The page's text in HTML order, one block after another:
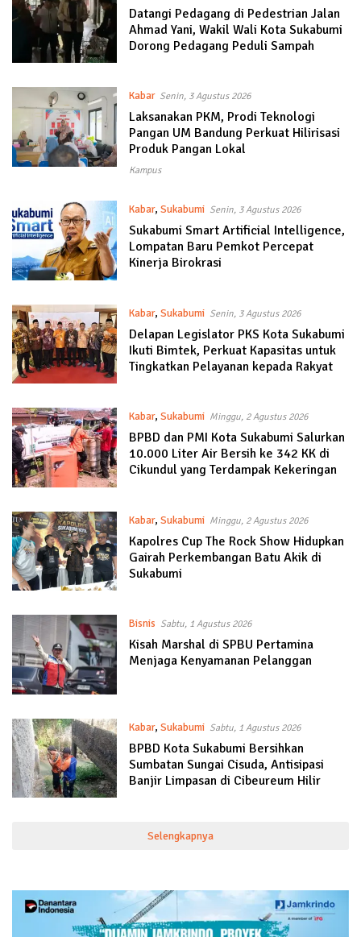
Datangi Pedagang di Pedestrian Jalan
Ahmad Yani, Wakil Wali Kota Sukabumi
Dorong Pedagang Peduli Sampah
Kabar Senin, 3 Agustus 2026
Laksanakan PKM, Prodi Teknologi
Pangan UM Bandung Perkuat Hilirisasi
Produk Pangan Lokal
Kampus
Kabar, Sukabumi Senin, 3 Agustus 2026
Sukabumi Smart Artificial Intelligence,
Lompatan Baru Pemkot Percepat
Kinerja Birokrasi
Kabar, Sukabumi Senin, 3 Agustus 2026
Delapan Legislator PKS Kota Sukabumi
Ikuti Bimtek, Perkuat Kapasitas untuk
Tingkatkan Pelayanan kepada Rakyat
Kabar, Sukabumi Minggu, 2 Agustus 2026
BPBD dan PMI Kota Sukabumi Salurkan
10.000 Liter Air Bersih ke 342 KK di
Cikundul yang Terdampak Kekeringan
Kabar, Sukabumi Minggu, 2 Agustus 2026
Kapolres Cup The Rock Show Hidupkan
Gairah Perkembangan Batu Akik di
Sukabumi
Bisnis Sabtu, 1 Agustus 2026
Kisah Marshal di SPBU Pertamina
Menjaga Kenyamanan Pelanggan
Kabar, Sukabumi Sabtu, 1 Agustus 2026
BPBD Kota Sukabumi Bersihkan
Sumbatan Sungai Cisuda, Antisipasi
Banjir Limpasan di Cibeureum Hilir
Selengkapnya